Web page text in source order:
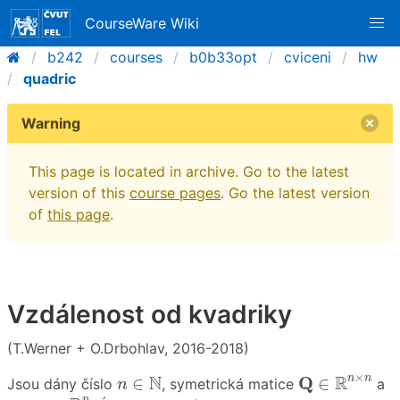
CourseWare Wiki
b242
courses b0b33opt cviceni
hw
quadric
Warning
This page is located in archive. Go to the latest
version of this course pages. Go the latest version
of this page.
Vzdálenost od kvadriky
(T.Werner + O.Drbohlav, 2016-2018)
Jsou dány číslo n ∈ N
n ∈ N , symetrická matice Q ∈ Rn×n
Q∈Rn×n a